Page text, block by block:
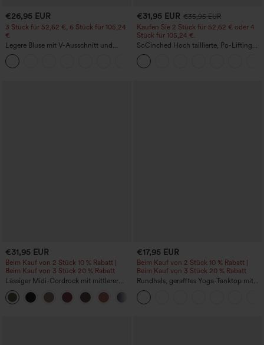
€26,95 EUR
3 Stück für 52,62 €, 6 Stück für 105,24
€
Legere Bluse mit V-Ausschnitt und
kurzen Puffärmeln
€31,95 EUR €35,95 EUR
Kaufen Sie 2 Stück für 52,62 € oder 4
Stück für 105,24 €.
SoCinched Hoch taillierte, Po-Lifting
7/8-Trainingsleggings mit
Bauchkontrolle und Seitentaschen
€31,95 EUR
Beim Kauf von 2 Stück 10 % Rabatt |
Beim Kauf von 3 Stück 20 % Rabatt
Lässiger Midi-Cordrock mit mittlerer
Bundhöhe und vorderseitiger
Klapptasche
€17,95 EUR
Beim Kauf von 2 Stück 10 % Rabatt |
Beim Kauf von 3 Stück 20 % Rabatt
Rundhals, gerafftes Yoga-Tanktop mit
Cool-Touch-Effekt – UPF50+